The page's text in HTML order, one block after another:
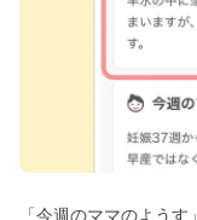
「今週のママのよう